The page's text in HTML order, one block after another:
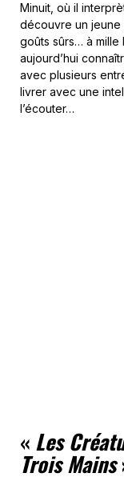
Minuit, où il
découvre un jeune
goûts sûrs… à
aujourd’hui
avec plusieurs
livrer avec une
l’écouter…
« Les
Trois Mains